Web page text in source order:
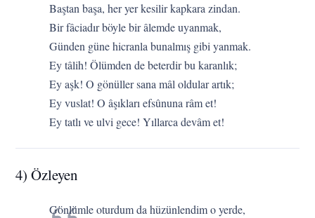
Baştan başa, her yer kesilir kapkara zindan.
Bir fâciadır böyle bir âlemde uyanmak,
Günden güne hicranla bunalmış gibi yanmak.
Ey tâlih! Ölümden de beterdir bu karanlık;
Ey aşk! O gönüller sana mâl oldular artık;
Ey vuslat! O âşıkları efsûnuna râm et!
Ey tatlı ve ulvi gece! Yıllarca devâm et!
4) Özleyen
Gönlümle oturdum da hüzünlendim o yerde,